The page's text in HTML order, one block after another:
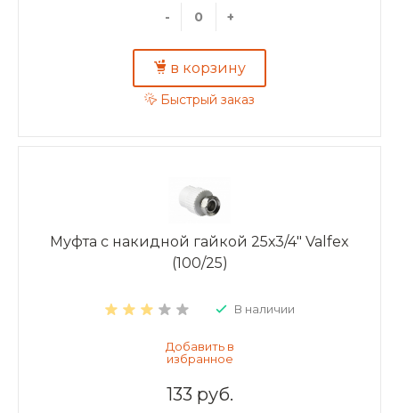
- +
в корзину
Быстрый заказ
Муфта с накидной гайкой 25х3/4" Valfex
(100/25)
В наличии
133 руб.